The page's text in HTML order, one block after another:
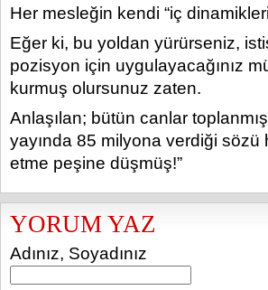
Her mesleğin kendi “iç
Eğer ki, bu yoldan yürürseniz,
pozisyon için uygulayacağınız
kurmuş olursunuz zaten.
Anlaşılan; bütün canlar
yayında 85 milyona verdiği sözü
etme peşine düşmüş!”
YORUM YAZ
Adınız, Soyadınız